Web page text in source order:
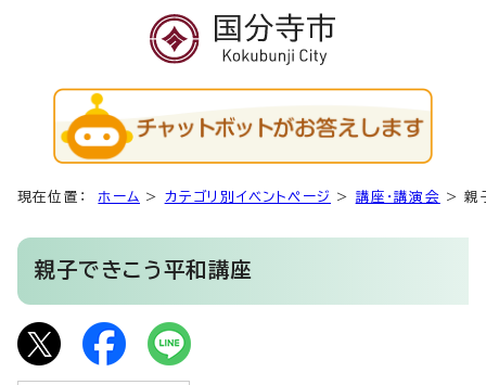
現在位置： ホーム > カテゴリ別イベントページ > 講座・講演会 >親
親子できこう平和講座